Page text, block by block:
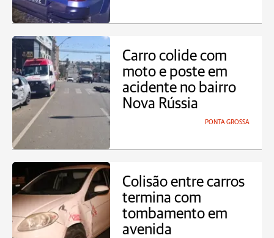
Carro colide com
moto e poste em
acidente no bairro
Nova Rússia
PONTA GROSSA
Colisão entre carros
termina com
tombamento em
avenida